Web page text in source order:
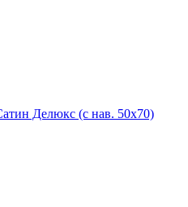
Делюкс (с нав. 50х70)